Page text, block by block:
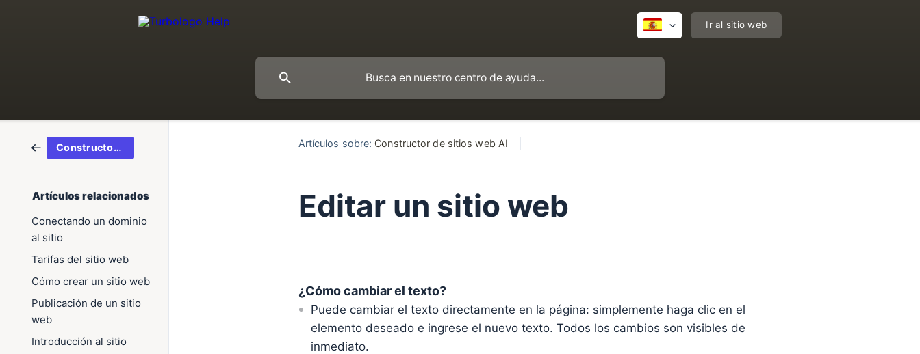
Ir al sitio web
Constructor de sitios web AI
Artículos relacionados
Conectando un dominio
al sitio
Tarifas del sitio web
Cómo crear un sitio web
Publicación de un sitio
web
Introducción al sitio
Artículos sobre: Constructor de sitios web AI
Editar un sitio web
¿Cómo cambiar el texto?
Puede cambiar el texto directamente en la página: simplemente haga clic en el
elemento deseado e ingrese el nuevo texto. Todos los cambios son visibles de
inmediato.